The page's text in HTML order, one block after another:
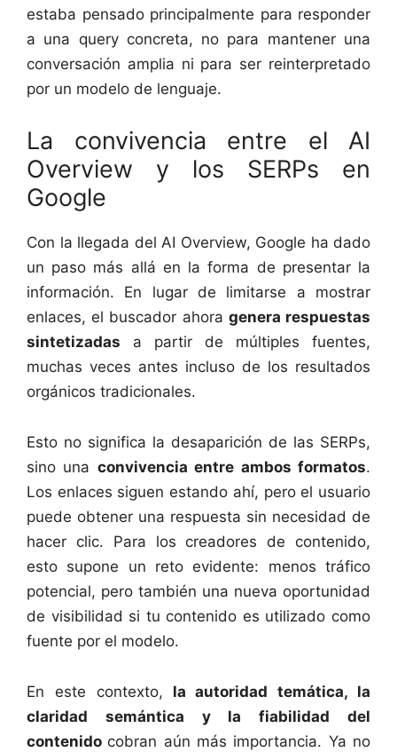
estaba pensado principalmente para responder
a una query concreta, no para mantener una
conversación amplia ni para ser reinterpretado
por un modelo de lenguaje.
La convivencia entre el AI
Overview y los SERPs en
Google
Con la llegada del AI Overview, Google ha dado
un paso más allá en la forma de presentar la
información. En lugar de limitarse a mostrar
enlaces, el buscador ahora genera respuestas
sintetizadas a partir de múltiples fuentes,
muchas veces antes incluso de los resultados
orgánicos tradicionales.
Esto no significa la desaparición de las SERPs,
sino una convivencia entre ambos formatos.
Los enlaces siguen estando ahí, pero el usuario
puede obtener una respuesta sin necesidad de
hacer clic. Para los creadores de contenido,
esto supone un reto evidente: menos tráfico
potencial, pero también una nueva oportunidad
de visibilidad si tu contenido es utilizado como
fuente por el modelo.
En este contexto, la autoridad temática, la
claridad semántica y la fiabilidad del
contenido cobran aún más importancia. Ya no